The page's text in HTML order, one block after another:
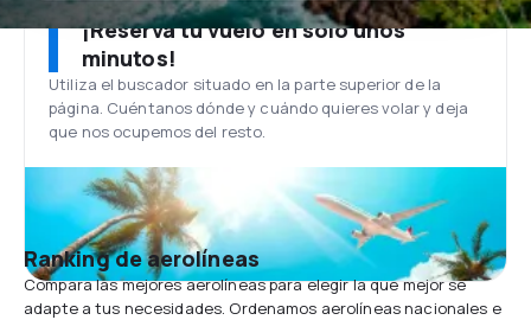
¡Reserva tu vuelo en solo unos
minutos!
Utiliza el buscador situado en la parte superior de la
página. Cuéntanos dónde y cuándo quieres volar y deja
que nos ocupemos del resto.
Ranking de aerolíneas
Compara las mejores aerolíneas para elegir la que mejor se
adapte a tus necesidades. Ordenamos aerolíneas nacionales e